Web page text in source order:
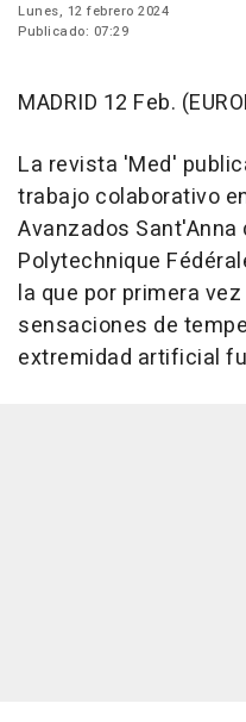
Lunes, 12 febrero 2024
Publicado: 07:29
MADRID 12 Feb.
La revista 'Med'
trabajo colaborativo
Avanzados
Polytechnique
la que por primera
sensaciones de
extremidad artificial